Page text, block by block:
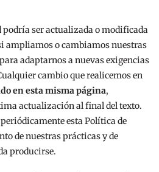
podría ser actualizada o modificada
ampliamos o cambiamos nuestras
adaptarnos a nuevas exigencias
cambio que realicemos en
en esta misma página,
actualización al final del texto.
esta Política de
de nuestras prácticas y de
producirse.